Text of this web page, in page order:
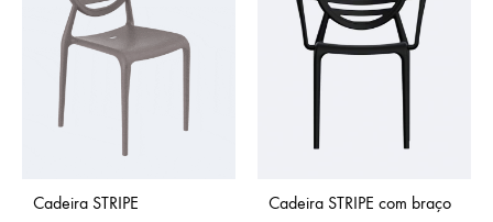
Cadeira STRIPE Cadeira STRIPE com braço